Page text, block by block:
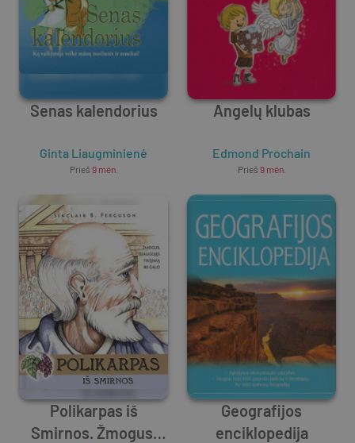
Senas kalendorius
Ginta Liaugminienė
Prieš 9 mėn.
Angelų klubas
Edmond Prochain
Prieš 9 mėn.
Polikarpas iš
Smirnos. Žmogus,
Geografijos
enciklopedija